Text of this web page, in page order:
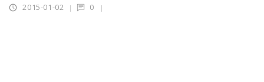
2015-01-02 0